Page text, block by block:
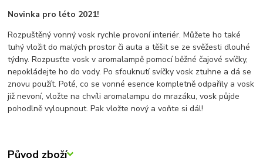
Novinka pro léto 2021!
Rozpuštěný vonný vosk rychle provoní interiér. Můžete ho také
tuhý vložit do malých prostor či auta a těšit se ze svěžesti dlouhé
týdny. Rozpusťte vosk v aromalampě pomocí běžné čajové svíčky,
nepokládejte ho do vody. Po sfouknutí svíčky vosk ztuhne a dá se
znovu použít. Poté, co se vonné esence kompletně odpařily a vosk
již nevoní, vložte na chvíli aromalampu do mrazáku, vosk půjde
pohodlně vyloupnout. Pak vložte nový a voňte si dál!
Původ zboží